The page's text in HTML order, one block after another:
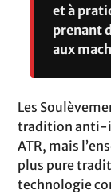
et à
prenant
aux
Les
tradition anti-
ATR, mais
plus pure
technologie